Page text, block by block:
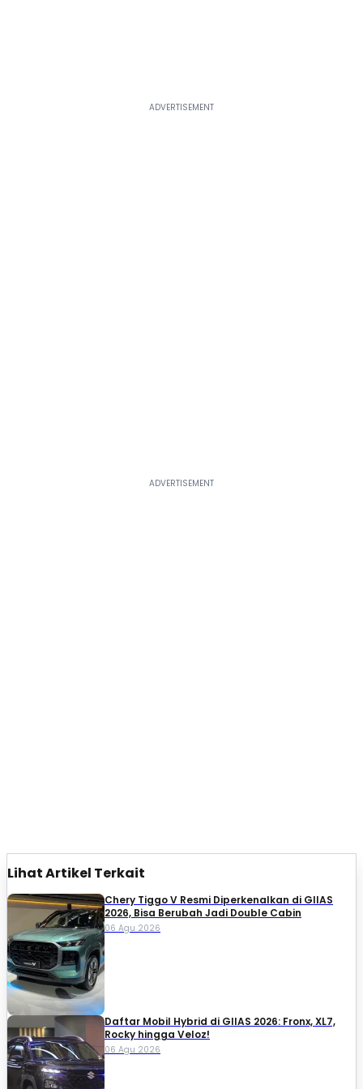
Lihat Artikel Terkait
Chery Tiggo V Resmi Diperkenalkan di GIIAS
2026, Bisa Berubah Jadi Double Cabin
06 Agu 2026
Daftar Mobil Hybrid di GIIAS 2026: Fronx, XL7,
Rocky hingga Veloz!
06 Agu 2026